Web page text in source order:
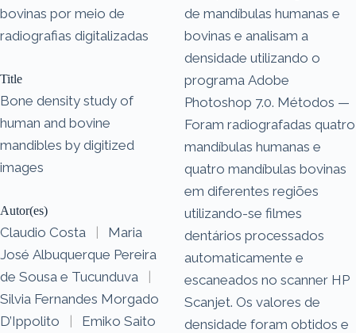
bovinas por meio de
radiografias digitalizadas
Title
Bone density study of
human and bovine
mandibles by digitized
images
Autor(es)
Claudio Costa |
Maria
José Albuquerque Pereira
de Sousa e Tucunduva
|
Silvia Fernandes Morgado
D’Ippolito
|
Emiko Saito
de mandíbulas humanas e
bovinas e analisam a
densidade utilizando o
programa Adobe
Photoshop 7.0. Métodos —
Foram radiografadas quatro
mandíbulas humanas e
quatro mandíbulas bovinas
em diferentes regiões
utilizando-se filmes
dentários processados
automaticamente e
escaneados no scanner HP
Scanjet. Os valores de
densidade foram obtidos e